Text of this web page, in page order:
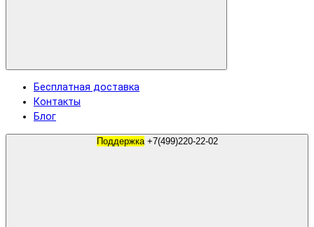
Бесплатная доставка
Контакты
Блог
Поддержка +7(499)220-22-02